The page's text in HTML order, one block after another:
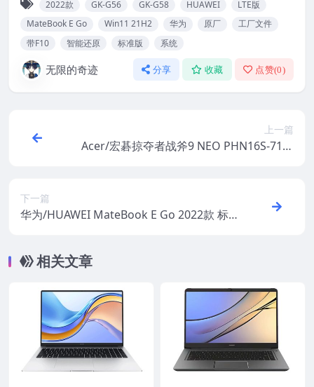
2022款 GK-G56 GK-G58 HUAWEI
LTE版
MateBook E Go
Win11 21H2 华为 原厂
工厂文件
带F10
智能还原 标准版 系统
无限的奇迹 分享 收藏 点赞(0)
上一篇
Acer/宏碁掠夺者战斧9 NEO PHN16S-71原
下一篇
华为/HUAWEI MateBook E Go 2022款 标
相关文章